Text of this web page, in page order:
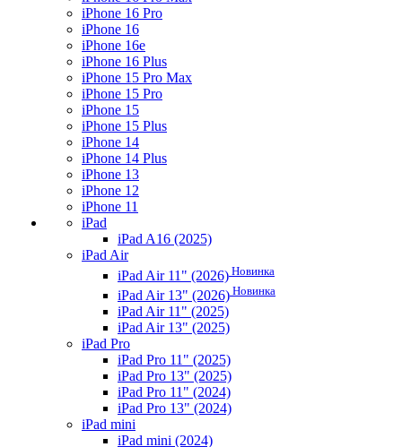
iPhone 16 Pro
iPhone 16
iPhone 16e
iPhone 16 Plus
iPhone 15 Pro Max
iPhone 15 Pro
iPhone 15
iPhone 15 Plus
iPhone 14
iPhone 14 Plus
iPhone 13
iPhone 12
iPhone 11
iPad
iPad A16 (2025)
iPad Air
iPad Air 11" (2026) Новинка
iPad Air 13" (2026) Новинка
iPad Air 11" (2025)
iPad Air 13" (2025)
iPad Pro
iPad Pro 11" (2025)
iPad Pro 13" (2025)
iPad Pro 11" (2024)
iPad Pro 13" (2024)
iPad mini
iPad mini (2024)